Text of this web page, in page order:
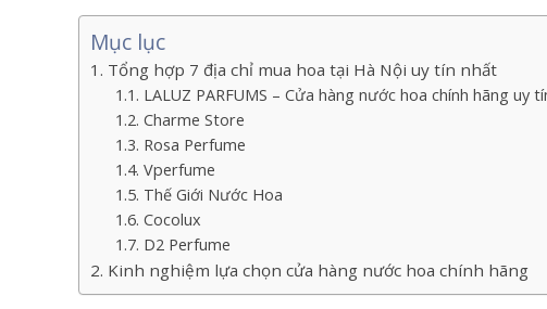
Mục lục
Tổng hợp 7 địa chỉ mua hoa tại Hà Nội uy tín nhất
LALUZ PARFUMS – Cửa hàng nước hoa chính hãng uy
Charme Store
Rosa Perfume
Vperfume
Thế Giới Nước Hoa
Cocolux
D2 Perfume
Kinh nghiệm lựa chọn cửa hàng nước hoa chính hãng